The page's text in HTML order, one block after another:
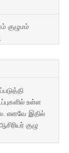
குழுமம்
உள்ள
எனவே இதில்
குழு